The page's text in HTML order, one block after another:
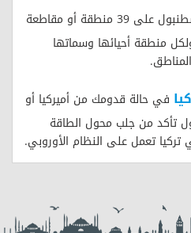
تحتوي اسطنبول على 39 منطقة أو مقاطعة
منطقة أحيائها وسماتها
في حالة قدومك من أميركيا أو
تأكد من جلب محول الطاقة
تعمل على النظام الأوروبي.